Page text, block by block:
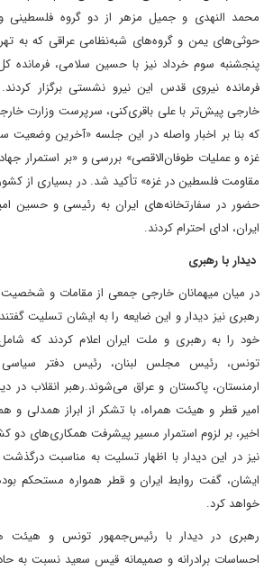
محمد النهدی و جمیل مزهر از دو گروه فلسطینی و
حوثی‌های یمن و گروه‌های شبه‌نظامی عراقی که به
پنجشنبه سوم خرداد نیز با حسین سلامی، فرمانده
فرمانده نیروی قدس این نیرو نشستی برگزار
خارجی پیش‌تر با علی باقری‌کنی، سرپرست وزارت خارجه
که بنا بر اخبار واصله در این جلسه «آخرین وضعیت
غزه و عملیات طوفان‌‌الاقصی» بررسی و «بر استمرار
مقاومت فلسطین در غزه» تأکید شد. در بسیاری از
حضور در سفارتخانه‌های ایران به رئیسی و حسین
ایران، ادای احترام کردند.
دیدار با رهبری
در میان میهمانان خارجی جمعی از مقامات و
رهبری نیز دیدار و این ضایعه را به ایشان تسلیت
خود را به رهبری و ملت ایران اعلام کردند که
تونس، رئیس مجلس لبنان، رئیس دفتر
ارمنستان، پاکستان و عراق می‌شوند.رهبر انقلاب در
امیر قطر و هیئت همراه، با تشکر از ابراز همدلی و
اخیر، بر لزوم استمرار مسیر پیشرفت همکاری‌های دو
نیز در این دیدار با اظهار تسلیت به مناسبت
ایشان، گفت ‌روابط ایران و قطر همواره مستحکم
خواهد کرد.
رهبری در دیدار با رئیس‌جمهور تونس و هیئت
احساسات برادرانه و صمیمانه قیس سعید‌ نسبت به